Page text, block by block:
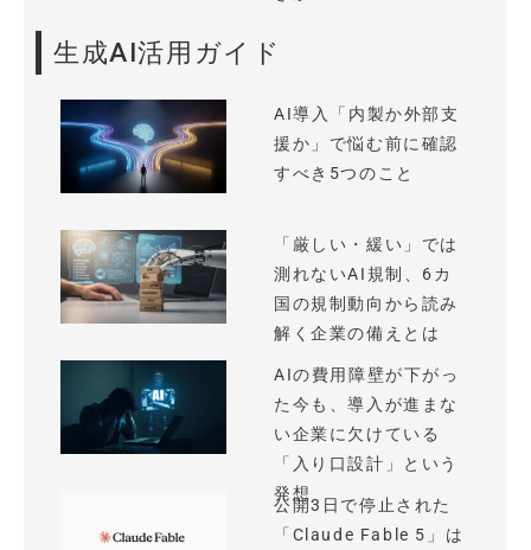
生成AI活用ガイド
AI導入「内製か外部支
援か」で悩む前に確認
すべき5つのこと
「厳しい・緩い」では
測れないAI規制、6カ
国の規制動向から読み
解く企業の備えとは
AIの費用障壁が下がっ
た今も、導入が進まな
い企業に欠けている
「入り口設計」という
発想
公開3日で停止された
「Claude Fable 5」は